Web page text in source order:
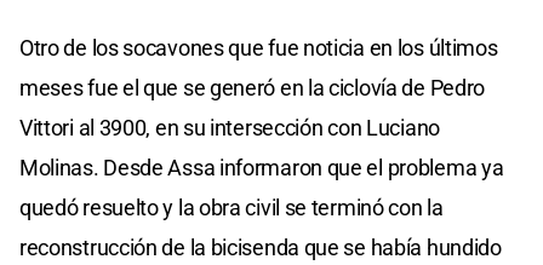
Otro de los socavones que fue noticia en los últimos
meses fue el que se generó en la ciclovía de Pedro
Vittori al 3900, en su intersección con Luciano
Molinas. Desde Assa informaron que el problema ya
quedó resuelto y la obra civil se terminó con la
reconstrucción de la bicisenda que se había hundido